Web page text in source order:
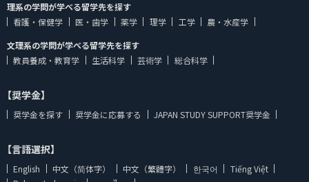
理系の学問が学べる留学先を探す
看護・保健学
医・歯学 薬学 理学 工学
農・水産学
文理系の学問が学べる留学先を探す
教員養成・教育学
生活科学 芸術学 総合科学
【奨学金】
奨学金を探す 奨学金に応募する JAPAN STUDY SUPPORT奨学金
【言語選択】
English 中文（简体字） 中文（繁體字） 한국어
Tiếng Việt